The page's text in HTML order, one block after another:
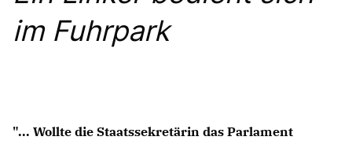
MEIN BÜRGERBÜRO
Kleine Anfragen
im Fuhrpark
"... Wollte die Staatssekretärin das Parlament